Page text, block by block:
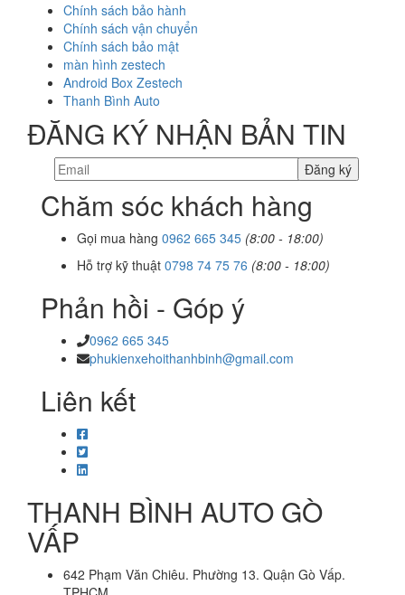
Chính sách bảo hành
Chính sách vận chuyển
Chính sách bảo mật
màn hình zestech
Android Box Zestech
Thanh Bình Auto
ĐĂNG KÝ NHẬN BẢN TIN
Chăm sóc khách hàng
Gọi mua hàng 0962 665 345 (8:00 - 18:00)
Hỗ trợ kỹ thuật 0798 74 75 76 (8:00 - 18:00)
Phản hồi - Góp ý
0962 665 345
phukienxehoithanhbinh@gmail.com
Liên kết
THANH BÌNH AUTO GÒ
VẤP
642 Phạm Văn Chiêu. Phường 13. Quận Gò Vấp.